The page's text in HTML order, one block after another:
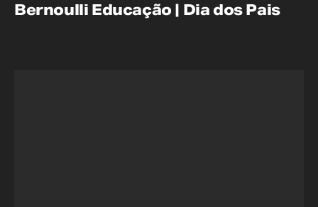
Bernoulli Educação | Dia dos Pais